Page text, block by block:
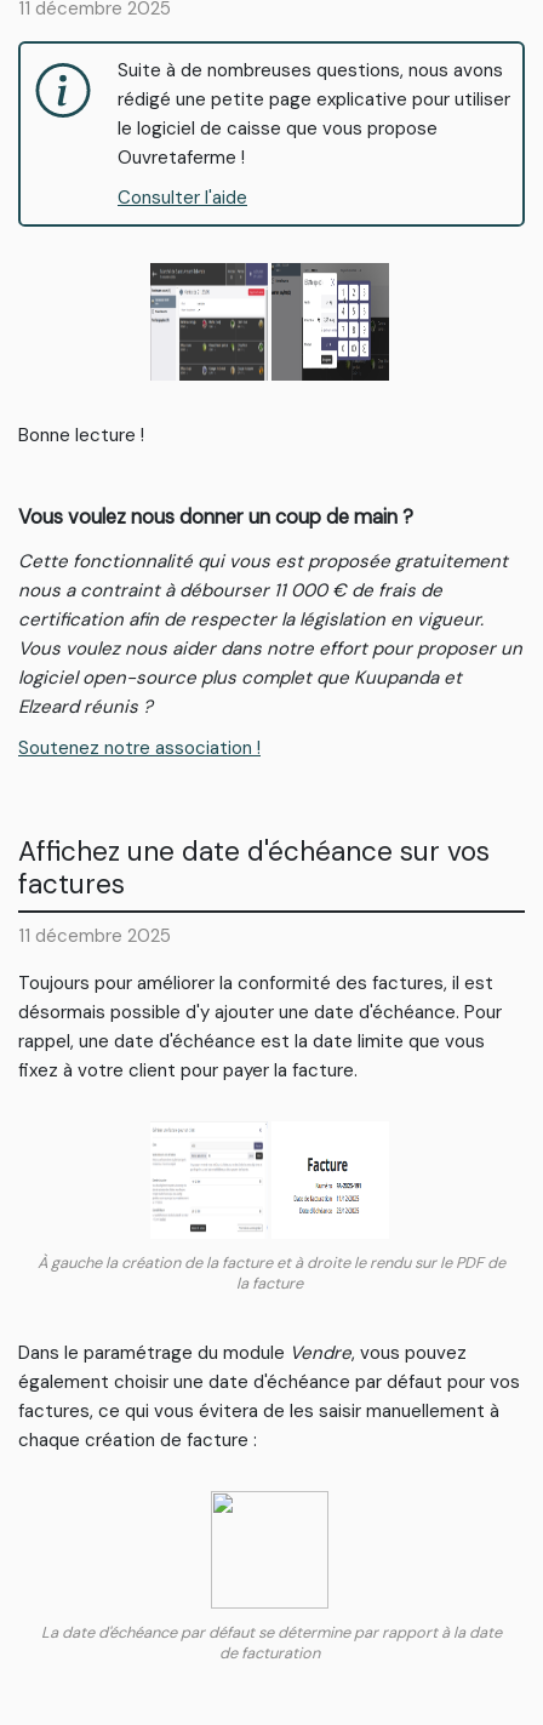
11 décembre 2025
Suite à de nombreuses questions, nous avons
rédigé une petite page explicative pour utiliser
le logiciel de caisse que vous propose
Ouvretaferme !
Consulter l'aide
Bonne lecture !
Vous voulez nous donner un coup de main ?
Cette fonctionnalité qui vous est proposée gratuitement
nous a contraint à débourser 11 000 € de frais de
certification afin de respecter la législation en vigueur.
Vous voulez nous aider dans notre effort pour proposer un
logiciel open-source plus complet que Kuupanda et
Elzeard réunis ?
Soutenez notre association !
Affichez une date d'échéance sur vos
factures
11 décembre 2025
Toujours pour améliorer la conformité des factures, il est
désormais possible d'y ajouter une date d'échéance. Pour
rappel, une date d'échéance est la date limite que vous
fixez à votre client pour payer la facture.
À gauche la création de la facture et à droite le rendu sur le PDF de
la facture
Dans le paramétrage du module Vendre, vous pouvez
également choisir une date d'échéance par défaut pour vos
factures, ce qui vous évitera de les saisir manuellement à
chaque création de facture :
La date d'échéance par défaut se détermine par rapport à la date
de facturation